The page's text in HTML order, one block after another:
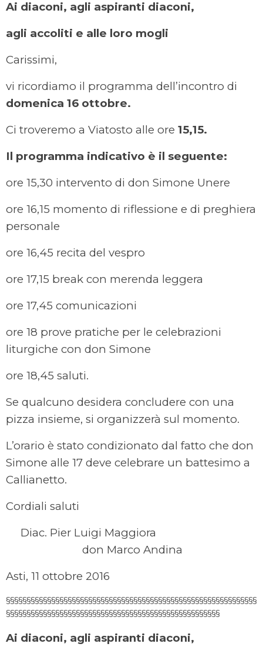
Ai diaconi, agli aspiranti diaconi,
agli accoliti e alle loro mogli
Carissimi,
vi ricordiamo il programma dell’incontro di
domenica 16 ottobre.
Ci troveremo a Viatosto alle ore 15,15.
Il programma indicativo è il seguente:
ore 15,30 intervento di don Simone Unere
ore 16,15 momento di riflessione e di preghiera
personale
ore 16,45 recita del vespro
ore 17,15 break con merenda leggera
ore 17,45 comunicazioni
ore 18 prove pratiche per le celebrazioni
liturgiche con don Simone
ore 18,45 saluti.
Se qualcuno desidera concludere con una
pizza insieme, si organizzerà sul momento.
L’orario è stato condizionato dal fatto che don
Simone alle 17 deve celebrare un battesimo a
Callianetto.
Cordiali saluti
Diac. Pier Luigi Maggiora
don Marco Andina
Asti, 11 ottobre 2016
§§§§§§§§§§§§§§§§§§§§§§§§§§§§§§§§§§§§§§§§§§§§§§§§§§§§§§§§§§§§§
§§§§§§§§§§§§§§§§§§§§§§§§§§§§§§§§§§§§§§§§§§§§§§§§§§§§
Ai diaconi, agli aspiranti diaconi,